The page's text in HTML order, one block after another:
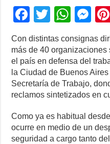
F
a
c
e
b
o
o
k
T
tt
er
W
h
at
s
A
p
p
M
ss
e
n
g
er
Con distintas consignas
más de 40
el país en defensa del
la Ciudad de Buenos
Secretaría de Trabajo,
reclamos sintetizados en
Como ya es habitual
ocurre en medio de un
seguridad a cargo tanto